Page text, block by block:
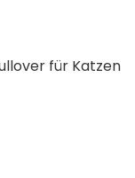
für Katzen